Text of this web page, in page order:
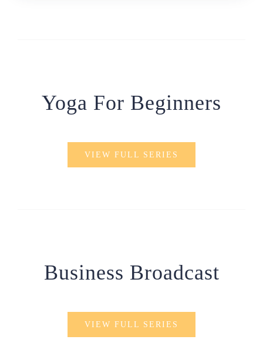
Yoga For Beginners
VIEW FULL SERIES
Business Broadcast
VIEW FULL SERIES